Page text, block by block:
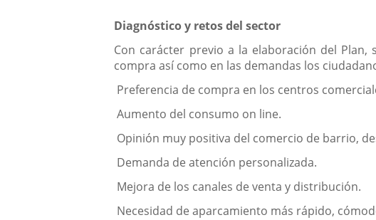
Diagnóstico y retos del sector
Con carácter previo a la elaboración del
compra así como en las demandas los
Preferencia de compra en los centros
­ Aumento del consumo on line.
Opinión muy positiva del comercio de barrio,
­ Demanda de atención personalizada.
­ Mejora de los canales de venta y distribución.
Necesidad de aparcamiento más rápido,